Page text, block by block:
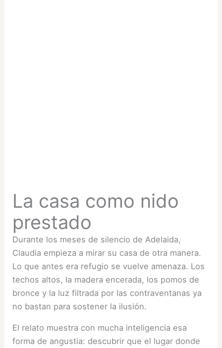
La casa como nido
prestado
Durante los meses de silencio de Adelaida,
Claudia empieza a mirar su casa de otra manera.
Lo que antes era refugio se vuelve amenaza. Los
techos altos, la madera encerada, los pomos de
bronce y la luz filtrada por las contraventanas ya
no bastan para sostener la ilusión.
El relato muestra con mucha inteligencia esa
forma de angustia: descubrir que el lugar donde